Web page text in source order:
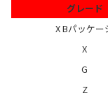
グレード
X Bパッケー
X
G
Z